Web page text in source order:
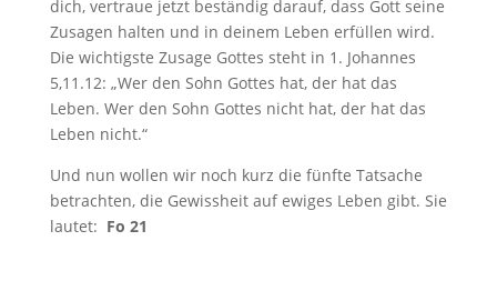
dich, vertraue jetzt beständig darauf, dass Gott seine
Zusagen halten und in deinem Leben erfüllen wird.
Die wichtigste Zusage Gottes steht in 1. Johannes
5,11.12: „Wer den Sohn Gottes hat, der hat das
Leben. Wer den Sohn Gottes nicht hat, der hat das
Leben nicht.“
Und nun wollen wir noch kurz die fünfte Tatsache
betrachten, die Gewissheit auf ewiges Leben gibt. Sie
lautet: Fo 21